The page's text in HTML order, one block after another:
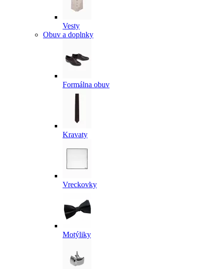
Vesty
Obuv a doplnky
Formálna obuv
Kravaty
Vreckovky
Motýliky